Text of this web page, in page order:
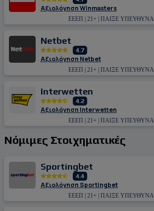
Αξιολόγηση Winmasters
ΕΕΕΠ | 21+ | ΠΑΙΞΕ ΥΠΕΥΘΥΝΑ
Netbet
4.7
Αξιολόγηση Netbet
ΕΕΕΠ | 21+ | ΠΑΙΞΕ ΥΠΕΥΘΥΝΑ
Interwetten
4.2
Αξιολόγηση Interwetten
ΕΕΕΠ | 21+ | ΠΑΙΞΕ ΥΠΕΥΘΥΝΑ
Νόμιμες Στοιχηματικές
Sportingbet
4.4
Αξιολόγηση Sportingbet
ΕΕΕΠ | 21+ | ΠΑΙΞΕ ΥΠΕΥΘΥΝΑ